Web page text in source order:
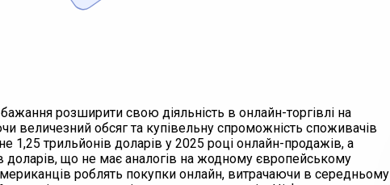
розширити свою діяльність в онлайн-торгівлі на
величезний обсяг та купівельну спроможність споживачів
трильйонів доларів у 2025 році онлайн-продажів, а
доларів, що не має аналогів на жодному європейському
роблять покупки онлайн, витрачаючи в середньому